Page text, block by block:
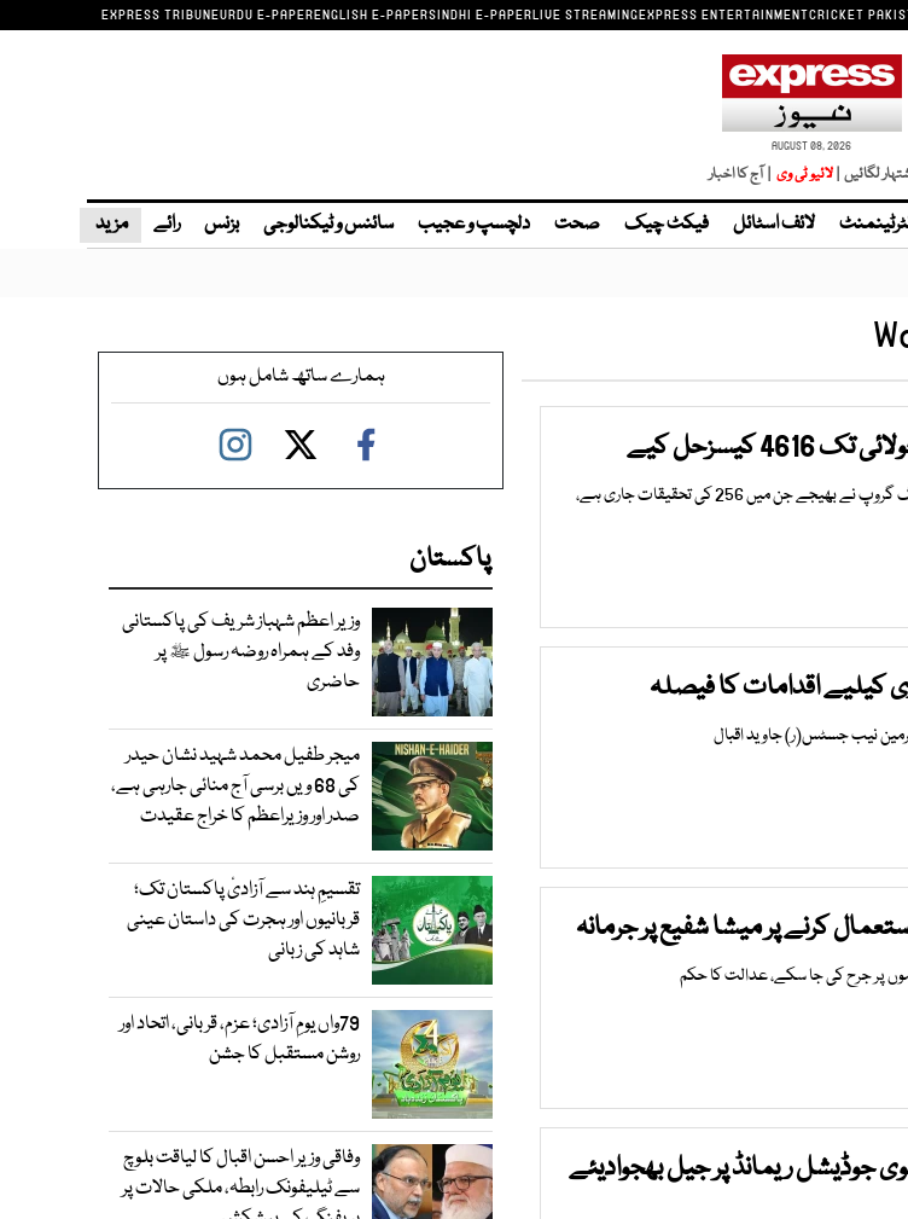
EXPRESS TRIBUNEURDU E-PAPERENGLISH E-PAPERSINDHI E-PAPERLIVE STREAMINGEXPRESS ENTERTAINMENTCRICKET
AUGUST 08, 2026
لگائیں |لائیو ٹی وی | آج کا اخبار
لائف اسٹائل فیکٹ چیک صحت دلچسپ و عجیب سائنس و ٹیکنالوجی بزنس رائے مزید
کیسزحل کیے
کمیشن کو 876 مقدمات اقوام متحدہ کے جبری طور پر لاپتہ ورکنگ گروپ نے بھیجے جن میں 256 کی تحقیقات جاری ہے،
کیلیے اقدامات کا فیصلہ
نیب جسٹس(ر) جاوید اقبال
کرنے پر میشا شفیع پر جرمانہ
پر جرح کی جا سکے، عدالت کا حکم
جوڈیشل ریمانڈ پر جیل بھجوادیئے
ہمارے ساتھ شامل ہوں
پاکستان
وزیر اعظم شہباز شریف کی پاکستانی
وفد کے ہمراہ روضہ رسول ﷺ پر
حاضری
میجر طفیل محمد شہید نشان حیدر
کی 68 ویں برسی آج منائی جارہی ہے،
صدر اور وزیراعظم کا خراج عقیدت
تقسیمِ ہند سے آزادیٔ پاکستان تک؛
قربانیوں اور ہجرت کی داستان عینی
شاہد کی زبانی
79واں یومِ آزادی؛ عزم، قربانی، اتحاد اور
روشن مستقبل کا جشن
وفاقی وزیر احسن اقبال کا لیاقت بلوچ
سے ٹیلیفونک رابطہ، ملکی حالات پر